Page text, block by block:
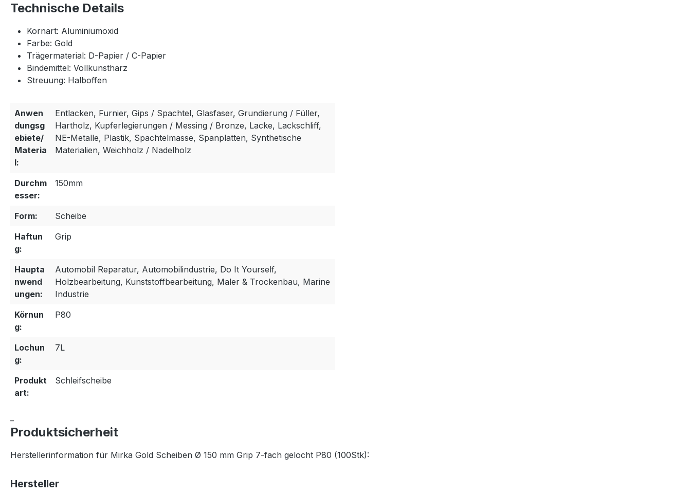
Technische Details
Kornart: Aluminiumoxid
Farbe: Gold
Trägermaterial: D-Papier / C-Papier
Bindemittel: Vollkunstharz
Streuung: Halboffen
Anwen
dungsg
ebiete/
Materia
l:
Entlacken, Furnier, Gips / Spachtel, Glasfaser, Grundierung / Füller,
Hartholz, Kupferlegierungen / Messing / Bronze, Lacke, Lackschliff,
NE-Metalle, Plastik, Spachtelmasse, Spanplatten, Synthetische
Materialien, Weichholz / Nadelholz
Durchm
esser:
150mm
Form:
Scheibe
Haftun
g:
Grip
Haupta
nwend
ungen:
Automobil Reparatur, Automobilindustrie, Do It Yourself,
Holzbearbeitung, Kunststoffbearbeitung, Maler & Trockenbau, Marine
Industrie
Körnun
g:
P80
Lochun
g:
7L
Produkt
art:
Schleifscheibe
Produktsicherheit
Herstellerinformation für Mirka Gold Scheiben Ø 150 mm Grip 7-fach gelocht P80 (100Stk):
Hersteller